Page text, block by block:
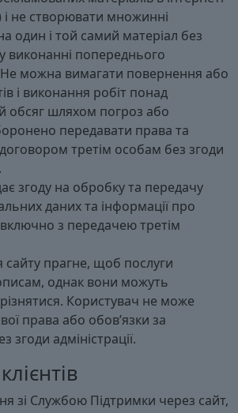
і не створювати множинні
один і той самий матеріал без
виконанні попереднього
можна вимагати повернення або
і виконання робіт понад
обсяг шляхом погроз або
передавати права та
третім особам без згоди
згоду на обробку та передачу
даних та інформації про
з передачею третім
сайту прагне, щоб послуги
однак вони можуть
Користувач не може
права або обов’язки за
згоди адміністрації.
зі Службою Підтримки через сайт,